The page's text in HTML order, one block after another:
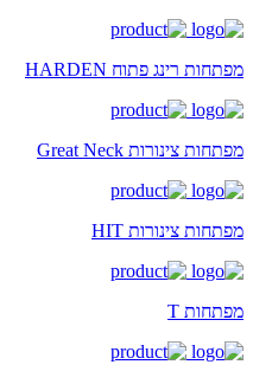
מפתחות רינג פתוח HARDEN
מפתחות צינורות Great Neck
מפתחות צינורות HIT
מפתחות T